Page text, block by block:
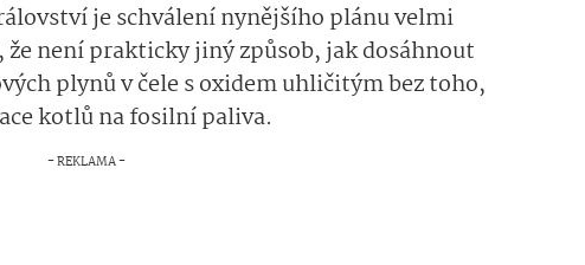
je schválení nynějšího plánu velmi
není prakticky jiný způsob, jak dosáhnout
plynů v čele s oxidem uhličitým bez toho,
kotlů na fosilní paliva.